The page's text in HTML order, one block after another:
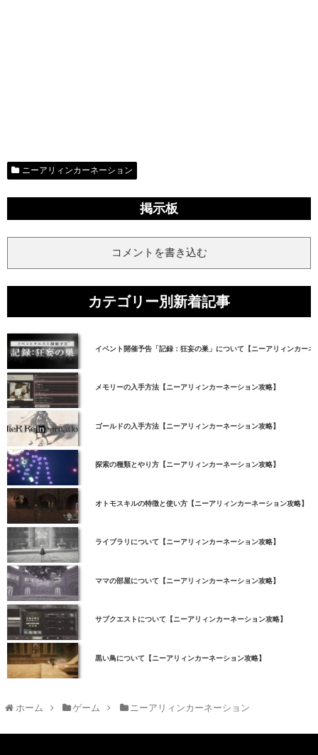
ニーアリィンカーネーション
掲示板
コメントを書き込む
カテゴリー別新着記事
イベント開催予告「記録：狂妄の巣」について【ニーアリィンカーネ
メモリーの入手方法【ニーアリィンカーネーション攻略】
ゴールドの入手方法【ニーアリィンカーネーション攻略】
探索の種類とやり方【ニーアリィンカーネーション攻略】
オトモスキルの特徴と使い方【ニーアリィンカーネーション攻略】
ライブラリについて【ニーアリィンカーネーション攻略】
ママの部屋について【ニーアリィンカーネーション攻略】
サブクエストについて【ニーアリィンカーネーション攻略】
黒い鳥について【ニーアリィンカーネーション攻略】
ホーム ゲーム ニーアリィンカーネーション